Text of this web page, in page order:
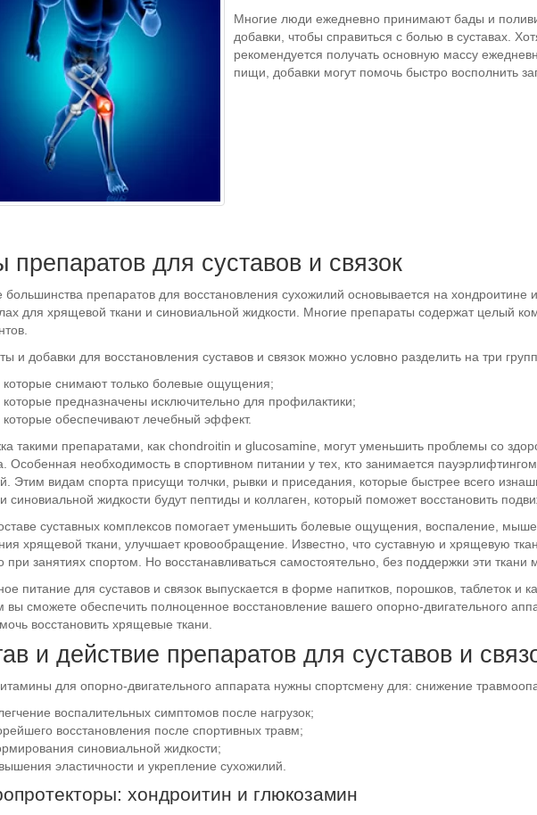
Многие люди ежедневно принимают бады и
добавки, чтобы справиться с болью в суставах.
рекомендуется получать основную массу
пищи, добавки могут помочь быстро восполнить
препаратов для суставов и связок
большинства препаратов для восстановления сухожилий основывается на хондроитине
для хрящевой ткани и синовиальной жидкости. Многие препараты содержат целый
и добавки для восстановления суставов и связок можно условно разделить на три
которые снимают только болевые ощущения;
которые предназначены исключительно для профилактики;
которые обеспечивают лечебный эффект.
такими препаратами, как chondroitin и glucosamine, могут уменьшить проблемы со
Особенная необходимость в спортивном питании у тех, кто занимается
Этим видам спорта присущи толчки, рывки и приседания, которые быстрее всего
синовиальной жидкости будут пептиды и коллаген, который поможет восстановить
суставных комплексов помогает уменьшить болевые ощущения, воспаление,
хрящевой ткани, улучшает кровообращение. Известно, что суставную и хрящевую
при занятиях спортом. Но восстанавливаться самостоятельно, без поддержки эти ткани
питание для суставов и связок выпускается в форме напитков, порошков, таблеток и
вы сможете обеспечить полноценное восстановление вашего опорно-двигательного
восстановить хрящевые ткани.
и действие препаратов для суставов и
для опорно-двигательного аппарата нужны спортсмену для: снижение
воспалительных симптомов после нагрузок;
восстановления после спортивных травм;
синовиальной жидкости;
эластичности и укрепление сухожилий.
хондроитин и глюкозамин